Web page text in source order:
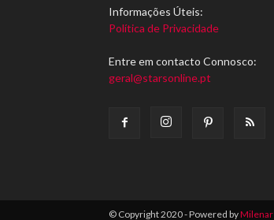
Informações Úteis:
Política de Privacidade
Entre em contacto Connosco:
geral@starsonline.pt
© Copyright 2020 - Powered byMilenar